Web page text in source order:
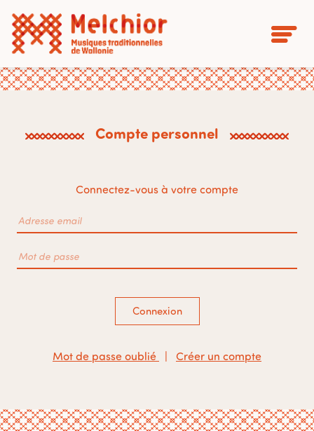
Compte personnel
Connectez-vous à votre compte
Connexion
Mot de passe oublié Créer un compte